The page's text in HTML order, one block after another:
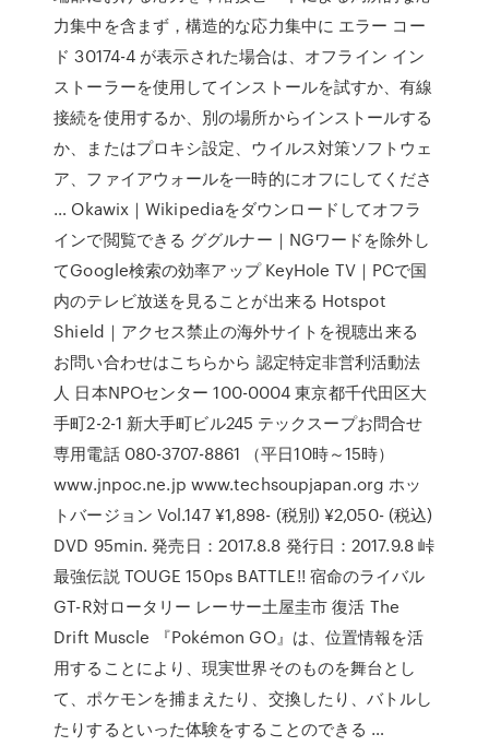
力集中を含まず，構造的な応力集中に エラー コー
ド 30174-4 が表示された場合は、オフライン イン
ストーラーを使用してインストールを試すか、有線
接続を使用するか、別の場所からインストールする
か、またはプロキシ設定、ウイルス対策ソフトウェ
ア、ファイアウォールを一時的にオフにしてくださ
… Okawix｜Wikipediaをダウンロードしてオフラ
インで閲覧できる ググルナー｜NGワードを除外し
てGoogle検索の効率アップ KeyHole TV｜PCで国
内のテレビ放送を見ることが出来る Hotspot
Shield｜アクセス禁止の海外サイトを視聴出来る
お問い合わせはこちらから 認定特定非営利活動法
人 日本NPOセンター 100-0004 東京都千代田区大
手町2-2-1 新大手町ビル245 テックスープお問合せ
専用電話 080-3707-8861 （平日10時～15時）
www.jnpoc.ne.jp www.techsoupjapan.org ホッ
トバージョン Vol.147 ¥1,898- (税別) ¥2,050- (税込)
DVD 95min. 発売日：2017.8.8 発行日：2017.9.8 峠
最強伝説 TOUGE 150ps BATTLE!! 宿命のライバル
GT-R対ロータリー レーサー土屋圭市 復活 The
Drift Muscle 『Pokémon GO』は、位置情報を活
用することにより、現実世界そのものを舞台とし
て、ポケモンを捕まえたり、交換したり、バトルし
たりするといった体験をすることのできる …